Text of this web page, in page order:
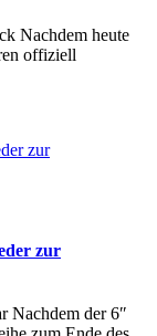
Nachdem heute
offiziell
zur
Nachdem der 6″